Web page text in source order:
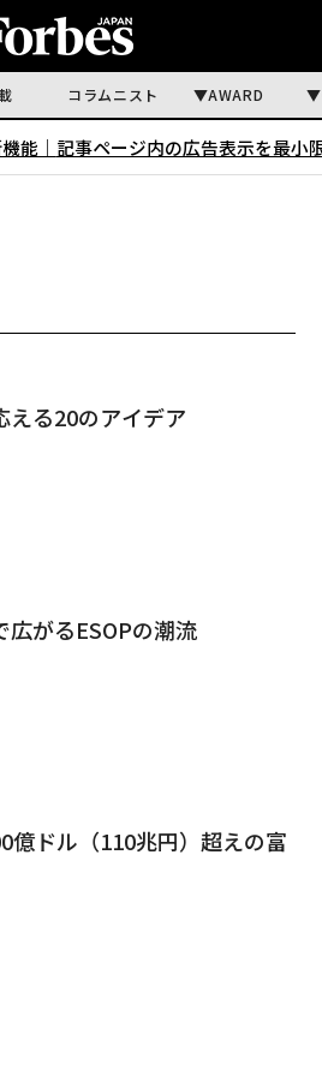
コラムニスト AWARD
能｜ 記事ページ内の広告表示を最小
える20のアイデア
がるESOPの潮流
億ドル（110兆円）超えの富